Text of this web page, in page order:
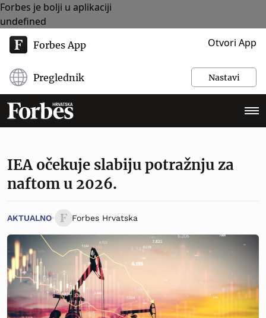
Forbes je bolji u aplikaciji
undefined
Forbes App Otvori App
Preglednik Nastavi
IEA očekuje slabiju potražnju za
naftom u 2026.
AKTUALNO Forbes Hrvatska